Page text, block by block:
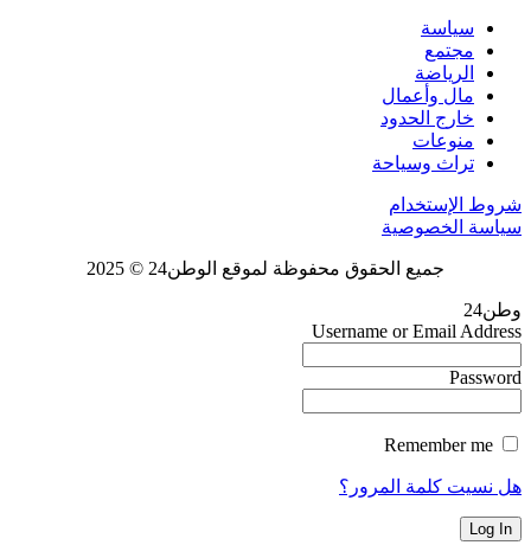
سياسة
مجتمع
الرياضة
مال وأعمال
خارج الحدود
منوعات
تراث وسياحة
شروط الإستخدام
سياسة الخصوصية
جميع الحقوق محفوظة لموقع الوطن24 © 2025
وطن24
Username or Email Address
Password
هل نسيت كلمة المرور؟